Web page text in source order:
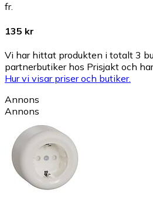
fr.
135 kr
Vi har hittat produkten i totalt 3
partnerbutiker hos Prisjakt och
Hur vi visar priser och butiker.
Annons
Annons